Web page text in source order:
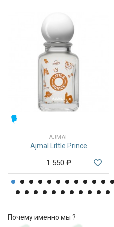
AJMAL
Ajmal Little Prince
1 550 ₽
Почему именно мы ?